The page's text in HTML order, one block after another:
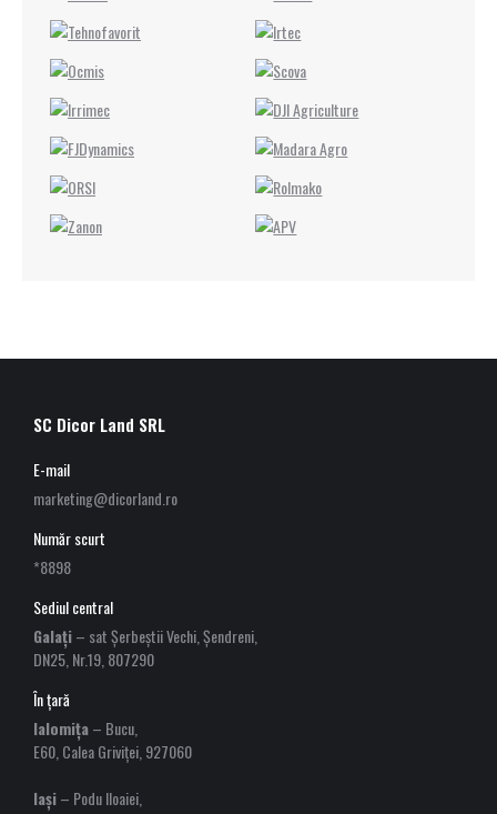
SC Dicor Land SRL
E-mail
marketing@dicorland.ro
Număr scurt
*8898
Sediul central
Galați– sat Șerbeștii Vechi, Șendreni,
DN25, Nr.19, 807290
În țară
Ialomița– Bucu,
E60, Calea Griviței, 927060
Iași– Podu Iloaiei,